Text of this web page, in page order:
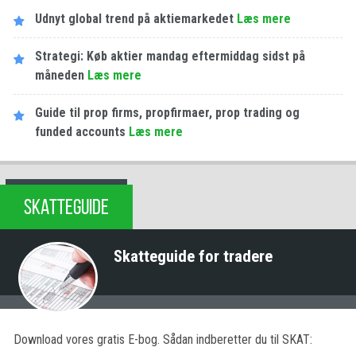
Udnyt global trend på aktiemarkedet Læs mere
Strategi: Køb aktier mandag eftermiddag sidst på
måneden Læs mere
Guide til prop firms, propfirmaer, prop trading og
funded accounts Læs mere
SKATTEGUIDE
Skatteguide for tradere
Download vores gratis E-bog. Sådan indberetter du til SKAT: